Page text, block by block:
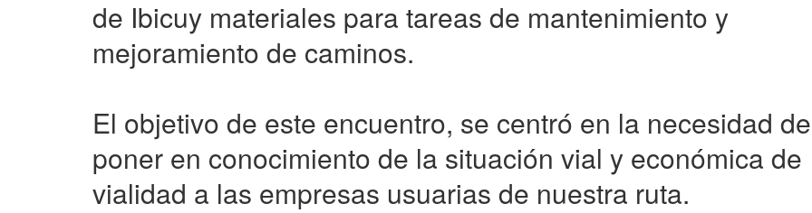
de Ibicuy materiales para tareas de mantenimiento y
mejoramiento de caminos.
El objetivo de este encuentro, se centró en la necesidad de
poner en conocimiento de la situación vial y económica de
vialidad a las empresas usuarias de nuestra ruta.